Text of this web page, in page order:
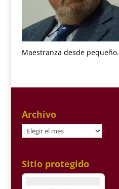
Maestranza desde pequeño.
Archivo
Archivo
Sitio protegido